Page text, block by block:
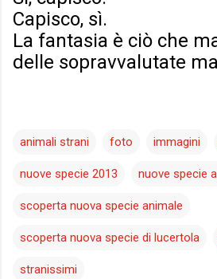
Capisco, sì.
La fantasia è ciò che
delle sopravvalutate
animali strani foto immagini
nuove specie 2013 nuove specie
scoperta nuova specie animale
scoperta nuova specie di lucertola
stranissimi